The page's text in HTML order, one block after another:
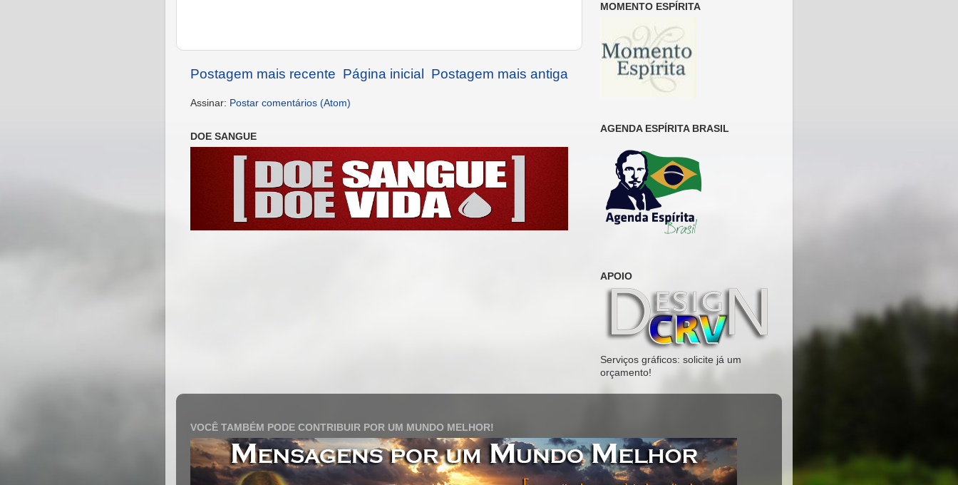
Postagem mais recente Postagem mais antiga
Página inicial
Assinar: Postar comentários (Atom)
DOE SANGUE
MOMENTO ESPÍRITA
AGENDA ESPÍRITA BRASIL
APOIO
Serviços gráficos: solicite já um
orçamento!
VOCÊ TAMBÉM PODE CONTRIBUIR POR UM MUNDO MELHOR!